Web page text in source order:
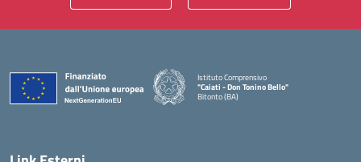
Istituto Comprensivo
"Caiati - Don Tonino Bello"
Bitonto (BA)